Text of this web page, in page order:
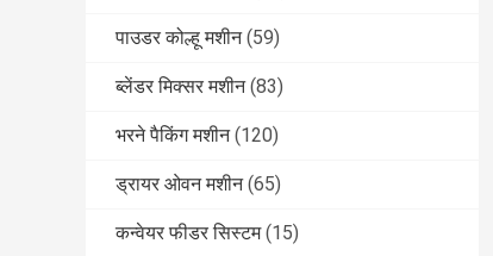
पाउडर कोल्हू मशीन (59)
ब्लेंडर मिक्सर मशीन (83)
भरने पैकिंग मशीन (120)
ड्रायर ओवन मशीन (65)
कन्वेयर फीडर सिस्टम (15)